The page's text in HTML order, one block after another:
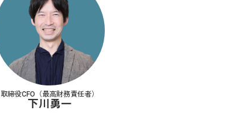
取締役CFO（最高財務責任者）
下川勇一